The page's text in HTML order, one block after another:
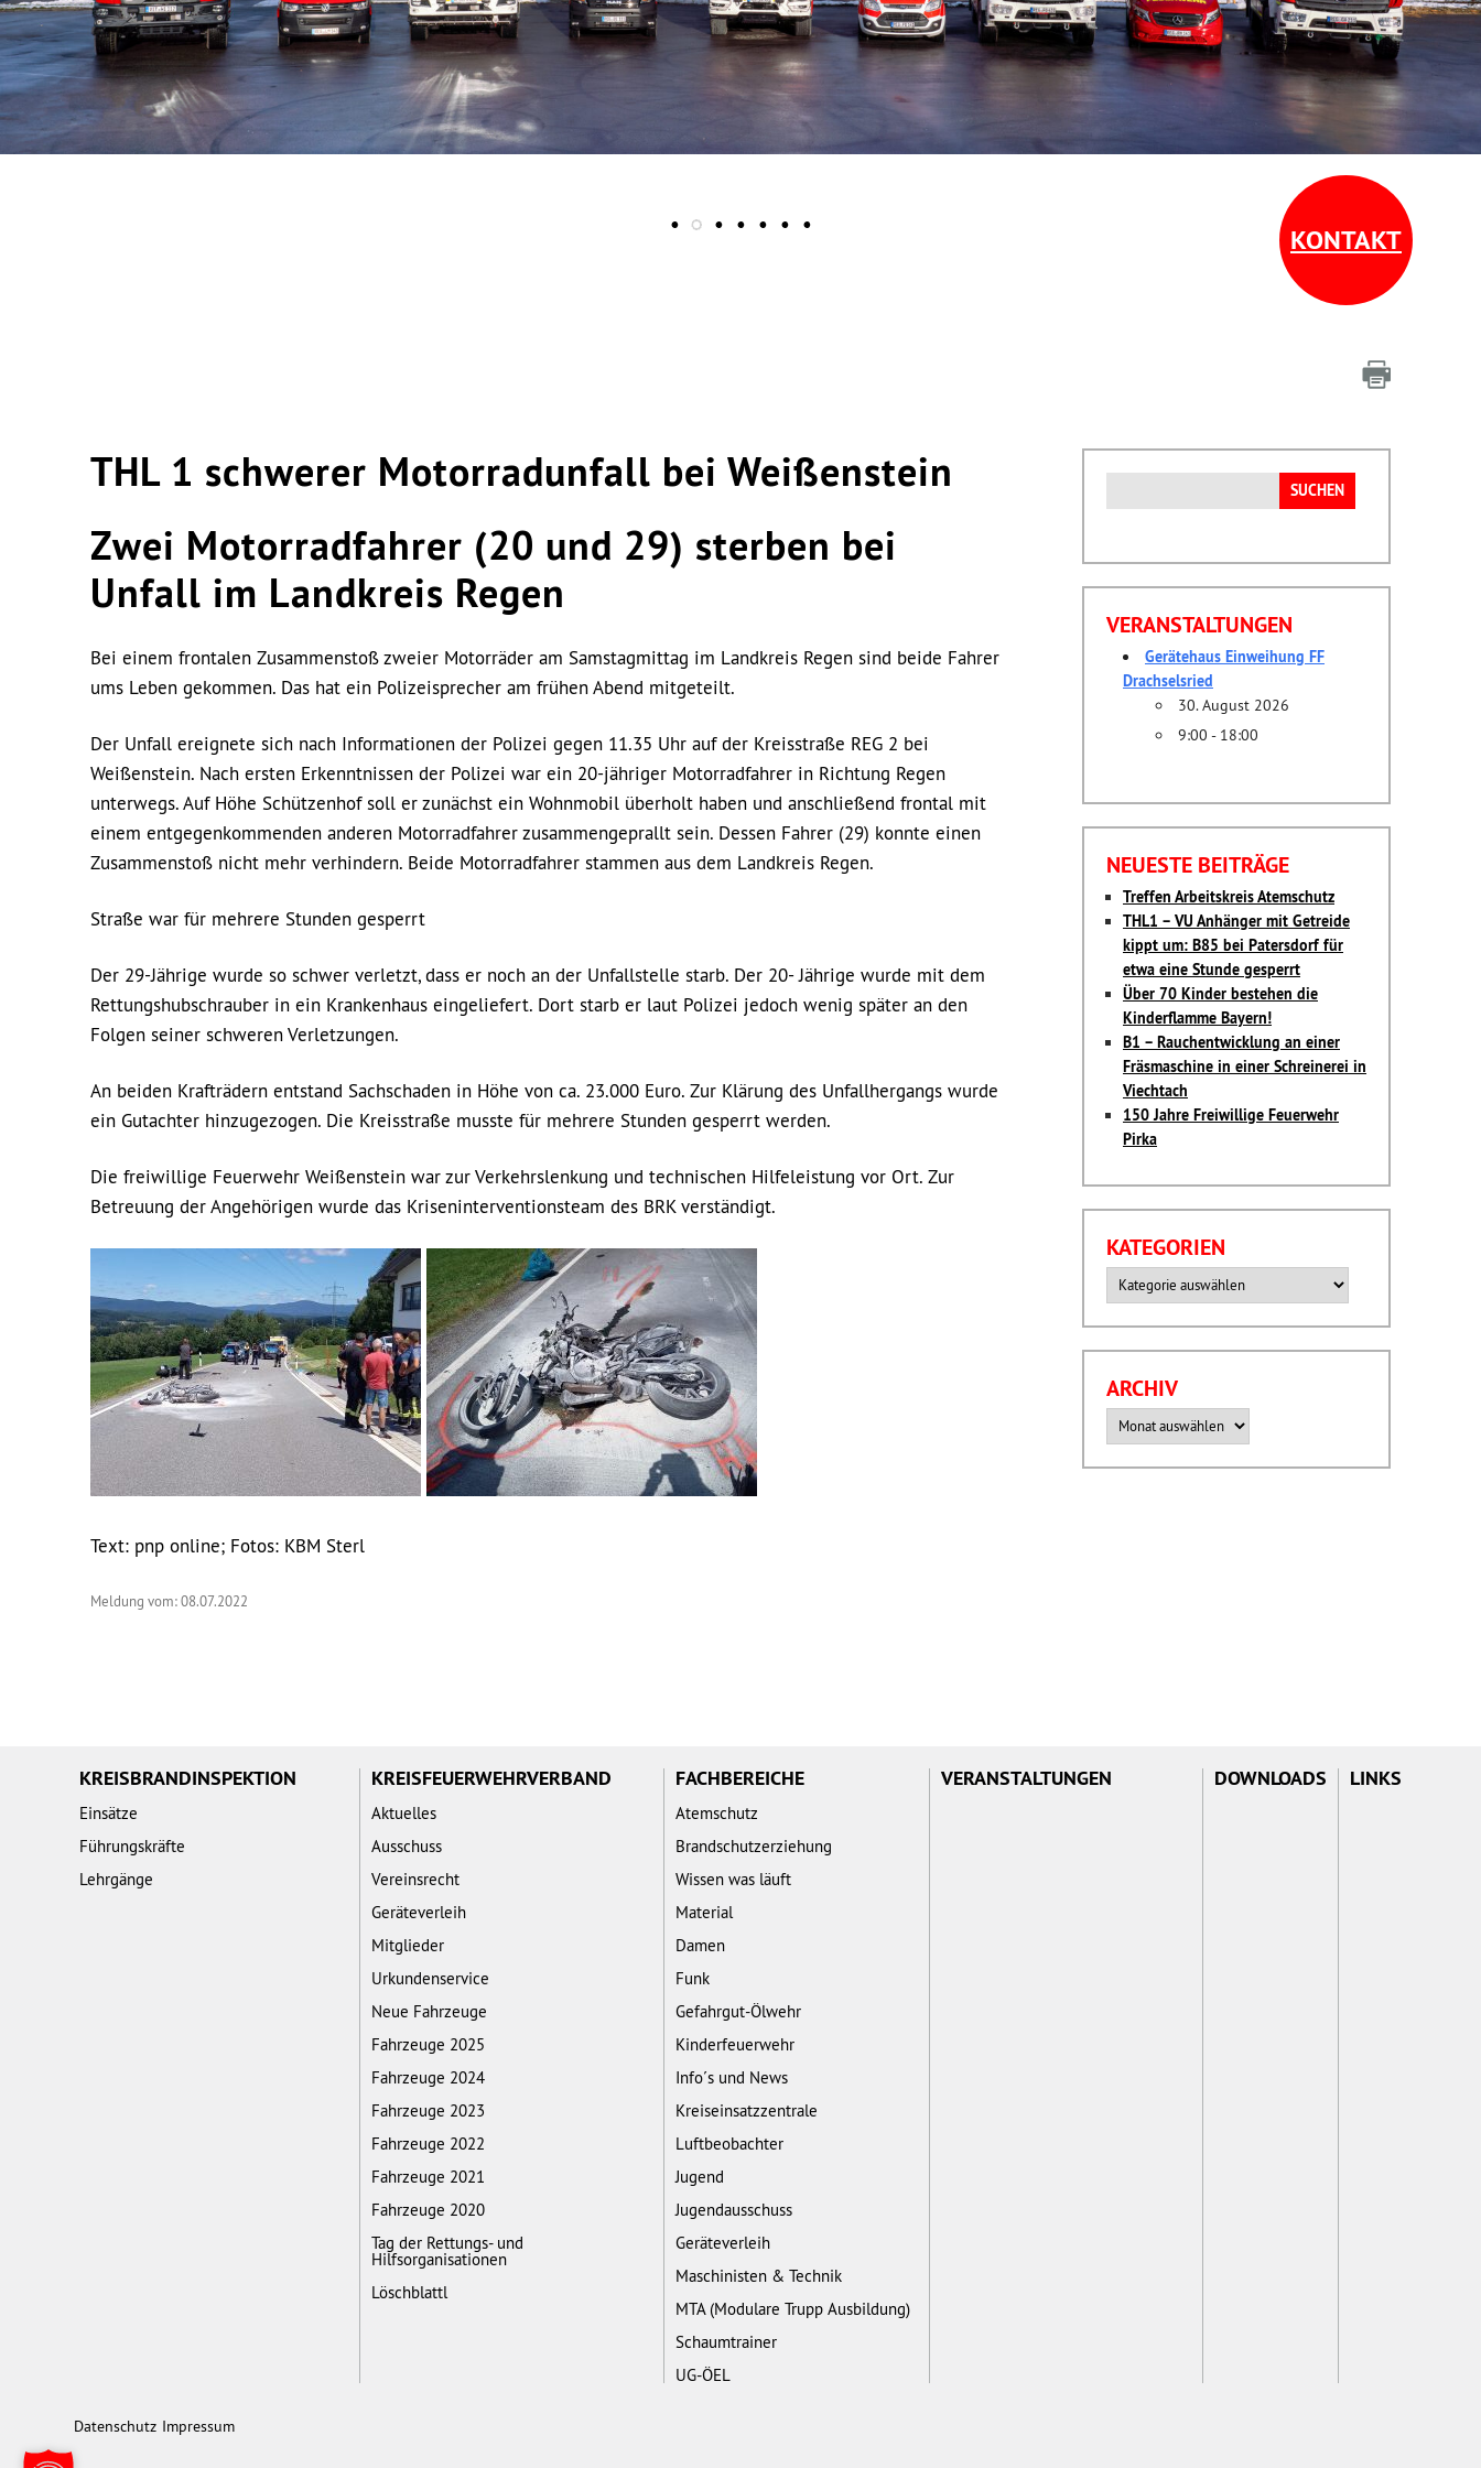
KONTAKT
THL 1 schwerer Motorradunfall bei Weißenstein
Zwei Motorradfahrer (20 und 29) sterben bei
Unfall im Landkreis Regen
Bei einem frontalen Zusammenstoß zweier Motorräder am Samstagmittag im Landkreis Regen sind beide Fahrer
ums Leben gekommen. Das hat ein Polizeisprecher am frühen Abend mitgeteilt.
Der Unfall ereignete sich nach Informationen der Polizei gegen 11.35 Uhr auf der Kreisstraße REG 2 bei
Weißenstein. Nach ersten Erkenntnissen der Polizei war ein 20-jähriger Motorradfahrer in Richtung Regen
unterwegs. Auf Höhe Schützenhof soll er zunächst ein Wohnmobil überholt haben und anschließend frontal mit
einem entgegenkommenden anderen Motorradfahrer zusammengeprallt sein. Dessen Fahrer (29) konnte einen
Zusammenstoß nicht mehr verhindern. Beide Motorradfahrer stammen aus dem Landkreis Regen.
Straße war für mehrere Stunden gesperrt
Der 29-Jährige wurde so schwer verletzt, dass er noch an der Unfallstelle starb. Der 20- Jährige wurde mit dem
Rettungshubschrauber in ein Krankenhaus eingeliefert. Dort starb er laut Polizei jedoch wenig später an den
Folgen seiner schweren Verletzungen.
An beiden Krafträdern entstand Sachschaden in Höhe von ca. 23.000 Euro. Zur Klärung des Unfallhergangs wurde
ein Gutachter hinzugezogen. Die Kreisstraße musste für mehrere Stunden gesperrt werden.
Die freiwillige Feuerwehr Weißenstein war zur Verkehrslenkung und technischen Hilfeleistung vor Ort. Zur
Betreuung der Angehörigen wurde das Kriseninterventionsteam des BRK verständigt.
Text: pnp online; Fotos: KBM Sterl
Meldung vom: 08.07.2022
nach:
VERANSTALTUNGEN
Gerätehaus Einweihung FF
Drachselsried
30. August 2026
9:00 - 18:00
NEUESTE BEITRÄGE
Treffen Arbeitskreis Atemschutz
THL1 – VU Anhänger mit Getreide
kippt um: B85 bei Patersdorf für
etwa eine Stunde gesperrt
Über 70 Kinder bestehen die
Kinderflamme Bayern!
B1 – Rauchentwicklung an einer
Fräsmaschine in einer Schreinerei in
Viechtach
150 Jahre Freiwillige Feuerwehr
Pirka
KATEGORIEN
Kategorien
ARCHIV
Archiv
KREISBRANDINSPEKTION
Einsätze
Führungskräfte
Lehrgänge
KREISFEUERWEHRVERBAND
Aktuelles
Ausschuss
Vereinsrecht
Geräteverleih
Mitglieder
Urkundenservice
Neue Fahrzeuge
Fahrzeuge 2025
Fahrzeuge 2024
Fahrzeuge 2023
Fahrzeuge 2022
Fahrzeuge 2021
Fahrzeuge 2020
Tag der Rettungs- und
Hilfsorganisationen
Löschblattl
FACHBEREICHE
Atemschutz
Brandschutzerziehung
Wissen was läuft
Material
Damen
Funk
Gefahrgut-Ölwehr
Kinderfeuerwehr
Info´s und News
Kreiseinsatzzentrale
Luftbeobachter
Jugend
Jugendausschuss
Geräteverleih
Maschinisten & Technik
MTA (Modulare Trupp Ausbildung)
Schaumtrainer
UG-ÖEL
VERANSTALTUNGEN DOWNLOADS LINKS
Datenschutz Impressum